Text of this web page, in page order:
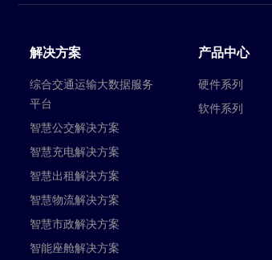
解决方案
综合交通运输大数据服务
平台
智慧公交解决方案
智慧充电解决方案
智慧出租解决方案
智慧物流解决方案
智慧市政解决方案
智能座舱解决方案
产品中心
硬件系列
软件系列